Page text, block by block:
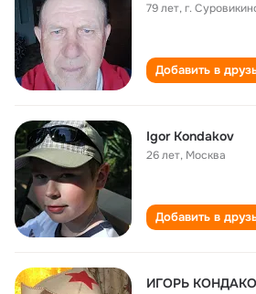
79 лет,г.
Добавить в
Igor Kondakov
26 лет, Москва
Добавить в
ИГОРЬ